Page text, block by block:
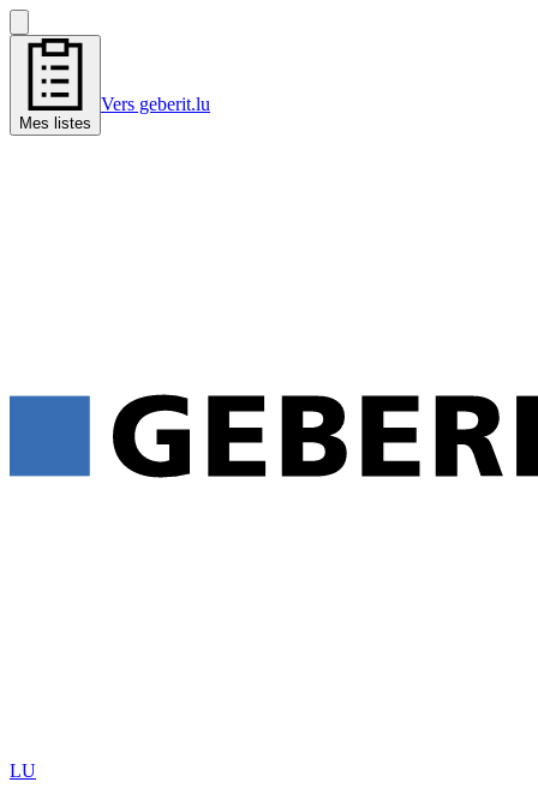
Mes listes
Vers geberit.lu
LU